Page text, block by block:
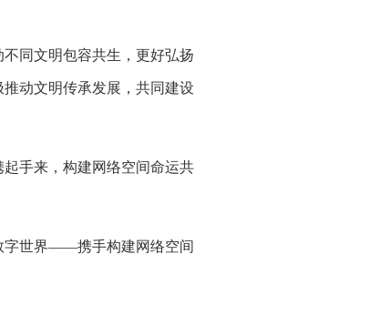
同文明包容共生，更好弘扬
动文明传承发展，共同建设
手来，构建网络空间命运共
字世界——携手构建网络空间